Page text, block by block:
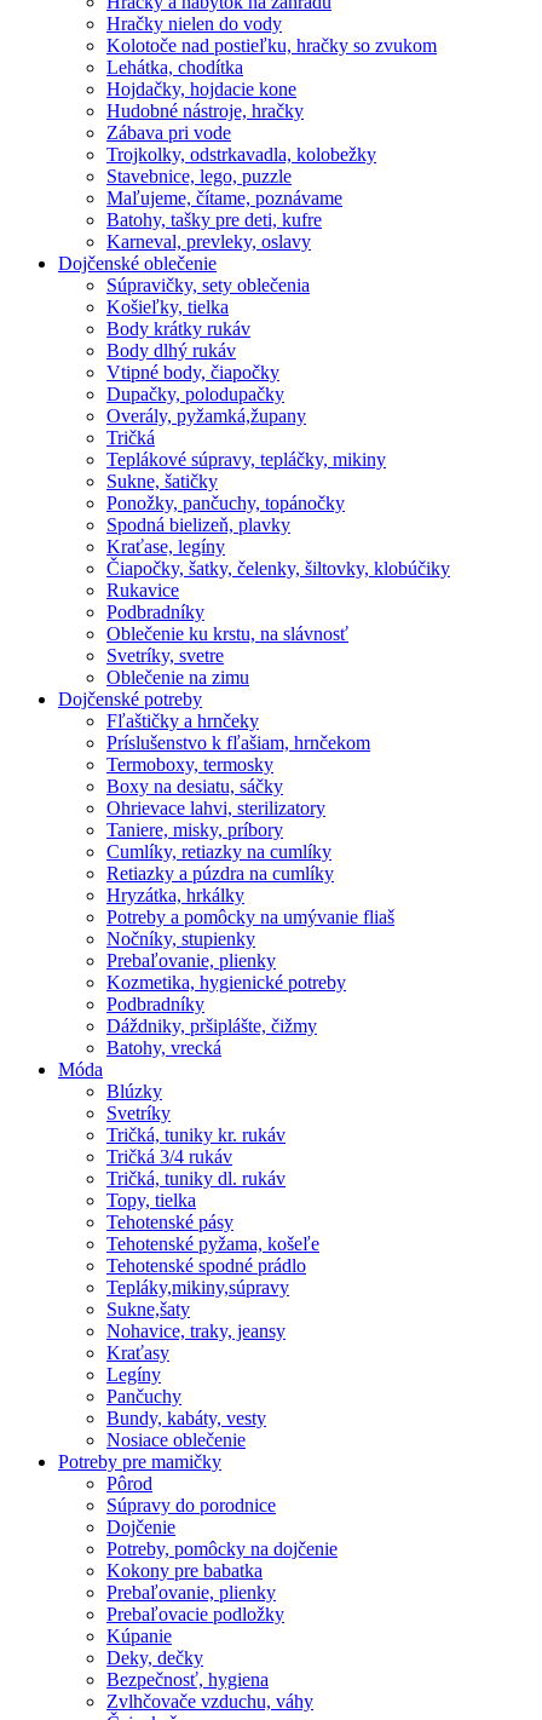
Hračky nielen do vody
Kolotoče nad postieľku, hračky so zvukom
Lehátka, chodítka
Hojdačky, hojdacie kone
Hudobné nástroje, hračky
Zábava pri vode
Trojkolky, odstrkavadla, kolobežky
Stavebnice, lego, puzzle
Maľujeme, čítame, poznávame
Batohy, tašky pre deti, kufre
Karneval, prevleky, oslavy
Dojčenské oblečenie
Súpravičky, sety oblečenia
Košieľky, tielka
Body krátky rukáv
Body dlhý rukáv
Vtipné body, čiapočky
Dupačky, polodupačky
Overály, pyžamká,župany
Tričká
Teplákové súpravy, tepláčky, mikiny
Sukne, šatičky
Ponožky, pančuchy, topánočky
Spodná bielizeň, plavky
Kraťase, legíny
Čiapočky, šatky, čelenky, šiltovky, klobúčiky
Rukavice
Podbradníky
Oblečenie ku krstu, na slávnosť
Svetríky, svetre
Oblečenie na zimu
Dojčenské potreby
Fľaštičky a hrnčeky
Príslušenstvo k fľašiam, hrnčekom
Termoboxy, termosky
Boxy na desiatu, sáčky
Ohrievace lahvi, sterilizatory
Taniere, misky, príbory
Cumlíky, retiazky na cumlíky
Retiazky a púzdra na cumlíky
Hryzátka, hrkálky
Potreby a pomôcky na umývanie fliaš
Nočníky, stupienky
Prebaľovanie, plienky
Kozmetika, hygienické potreby
Podbradníky
Dáždniky, pršiplášte, čižmy
Batohy, vrecká
Móda
Blúzky
Svetríky
Tričká, tuniky kr. rukáv
Tričká 3/4 rukáv
Tričká, tuniky dl. rukáv
Topy, tielka
Tehotenské pásy
Tehotenské pyžama, košeľe
Tehotenské spodné prádlo
Tepláky,mikiny,súpravy
Sukne,šaty
Nohavice, traky, jeansy
Kraťasy
Legíny
Pančuchy
Bundy, kabáty, vesty
Nosiace oblečenie
Potreby pre mamičky
Pôrod
Súpravy do porodnice
Dojčenie
Potreby, pomôcky na dojčenie
Kokony pre babatka
Prebaľovanie, plienky
Prebaľovacie podložky
Kúpanie
Deky, dečky
Bezpečnosť, hygiena
Zvlhčovače vzduchu, váhy